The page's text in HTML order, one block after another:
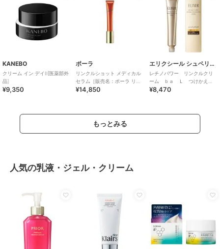
KANEBO
クリーム イン デイII[医薬部外
品]
¥9,350
ポーラ
リンクルショット メディカル
セラム［販売名：ポーラ リン
クルショット
¥14,850
エリクシール シュペリエル
レチノパワー リンクルクリ
ーム ｂａ Ｌ つけかえ
用 （レフィル）医薬部外品
¥8,470
もっとみる
人気の乳液・ジェル・クリーム